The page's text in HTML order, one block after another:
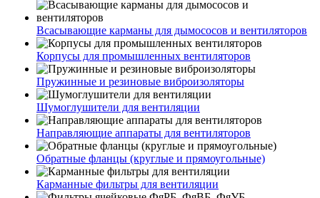
Всасывающие карманы для дымососов и вентиляторов
Корпусы для промышленных вентиляторов
Пружинные и резиновые виброизоляторы
Шумоглушители для вентиляции
Направляющие аппараты для вентиляторов
Обратные фланцы (круглые и прямоугольные)
Карманные фильтры для вентиляции